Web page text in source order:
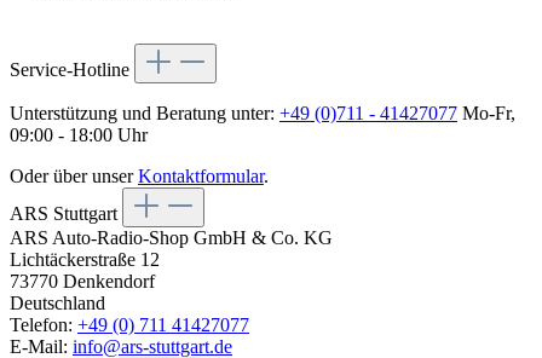
Service-Hotline
Unterstützung und Beratung unter: +49 (0)711 - 41427077 Mo-Fr,
09:00 - 18:00 Uhr
Oder über unserKontaktformular.
ARS Stuttgart
ARS Auto-Radio-Shop GmbH & Co. KG
Lichtäckerstraße 12
73770 Denkendorf
Deutschland
Telefon: +49 (0) 711 41427077
E-Mail: info@ars-stuttgart.de